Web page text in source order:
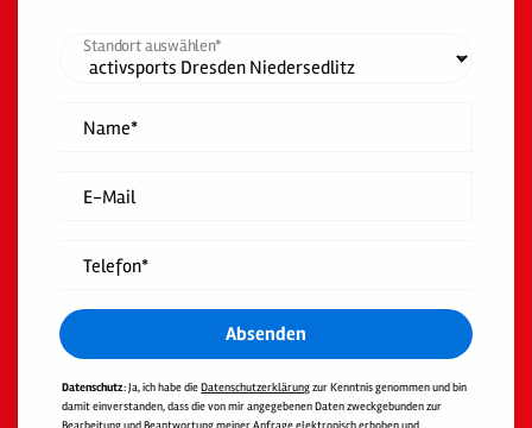
Standort auswählen*
Name*
E-Mail
Telefon*
Absenden
Datenschutz: Ja, ich habe die Datenschutzerklärungzur Kenntnis genommen und bin
damit einverstanden, dass die von mir angegebenen Daten zweckgebunden zur